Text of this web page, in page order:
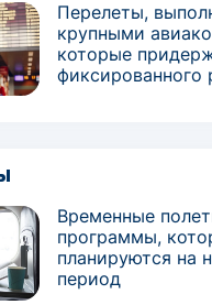
Перелеты,
крупными
которые
фиксированного
Временные
программы,
планируются на
период